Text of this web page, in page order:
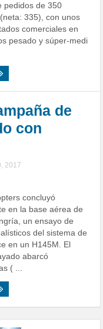
pedidos de 350
335), con unos
comerciales en
pesado y súper-medi
de
con
2017
concluyó
en la base aérea de
un ensayo de
del sistema de
en un H145M. El
abarcó
( ...